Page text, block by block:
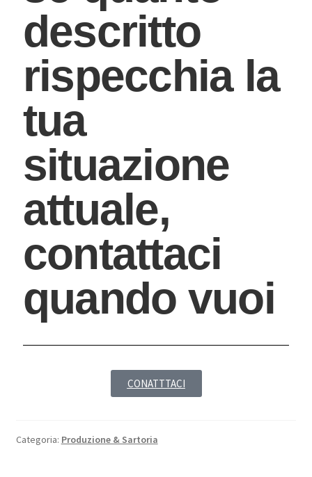
descritto
rispecchia la
tua
situazione
attuale,
contattaci
quando vuoi
CONATTTACI
Categoria: Produzione & Sartoria